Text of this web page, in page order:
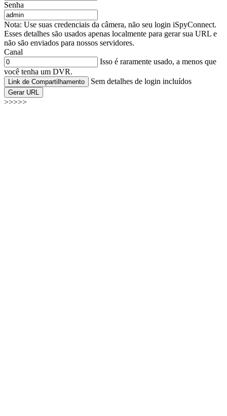
Senha
Nota: Use suas credenciais da câmera, não seu login iSpyConnect.
Esses detalhes são usados apenas localmente para gerar sua URL e
não são enviados para nossos servidores.
Canal
Isso é raramente usado, a menos que
você tenha um DVR.
Link de Compartilhamento Sem detalhes de login incluídos
Gerar URL
>>>>>